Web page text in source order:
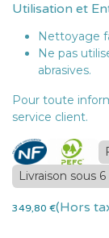
Utilisation et
Nettoyage
Ne pas
abrasives.
Pour toute
service client.
Livraison sous
349,80 €(Hors